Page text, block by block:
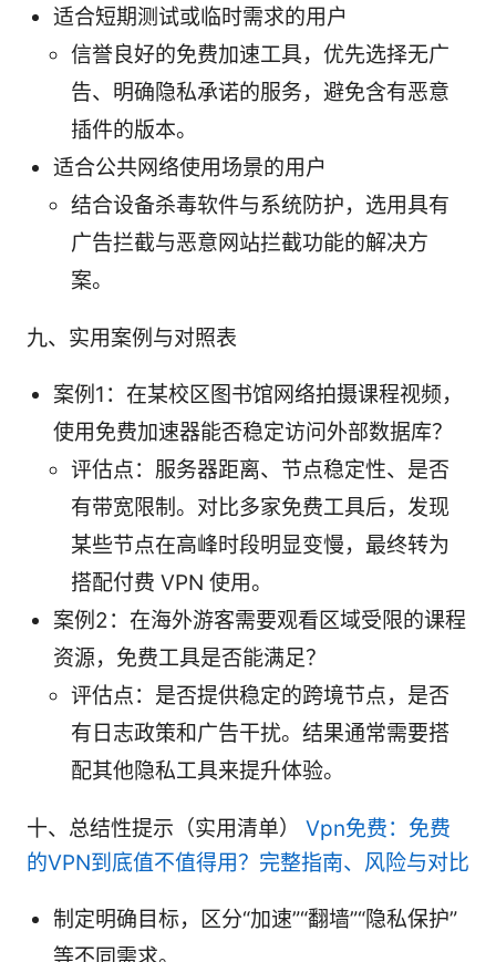
适合短期测试或临时需求的用户
信誉良好的免费加速工具，优先选择无广
告、明确隐私承诺的服务，避免含有恶意
插件的版本。
适合公共网络使用场景的用户
结合设备杀毒软件与系统防护，选用具有
广告拦截与恶意网站拦截功能的解决方
案。
九、实用案例与对照表
案例1：在某校区图书馆网络拍摄课程视频，
使用免费加速器能否稳定访问外部数据库？
评估点：服务器距离、节点稳定性、是否
有带宽限制。对比多家免费工具后，发现
某些节点在高峰时段明显变慢，最终转为
搭配付费 VPN 使用。
案例2：在海外游客需要观看区域受限的课程
资源，免费工具是否能满足？
评估点：是否提供稳定的跨境节点，是否
有日志政策和广告干扰。结果通常需要搭
配其他隐私工具来提升体验。
十、总结性提示（实用清单） Vpn免费：免费
的VPN到底值不值得用？完整指南、风险与对比
制定明确目标，区分“加速”“翻墙”“隐私保护”